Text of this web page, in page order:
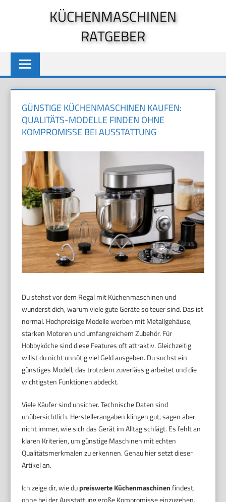
KÜCHENMASCHINEN
RATGEBER
GÜNSTIGE KÜCHENMASCHINEN KAUFEN:
QUALITÄTS-MODELLE FINDEN OHNE
KOMPROMISSE BEI AUSSTATTUNG
Du stehst vor dem Regal mit Küchenmaschinen und
wunderst dich, warum viele gute Geräte so teuer sind. Das ist
normal. Hochpreisige Modelle werben mit Metallgehäuse,
starken Motoren und umfangreichem Zubehör. Für
Hobbyköche sind diese Features oft attraktiv. Gleichzeitig
willst du nicht unnötig viel Geld ausgeben. Du suchst ein
günstiges Modell, das trotzdem zuverlässig arbeitet und die
wichtigsten Funktionen abdeckt.
Viele Käufer sind unsicher. Technische Daten sind
unübersichtlich. Herstellerangaben klingen gut, sagen aber
nicht immer, wie sich das Gerät im Alltag schlägt. Es fehlt an
klaren Kriterien, um günstige Maschinen mit echten
Qualitätsmerkmalen zu erkennen. Genau hier setzt dieser
Artikel an.
Ich zeige dir, wie dupreiswerte Küchenmaschinenfindest,
ohne bei der Ausstattung große Kompromisse einzugehen.